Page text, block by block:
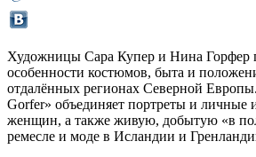
Художницы Сара Купер и Нина Горфер
особенности костюмов, быта и
отдалённых регионах Северной
Gorfer» объединяет портреты и личные
женщин, а также живую, добытую «в
ремесле и моде в Исландии и